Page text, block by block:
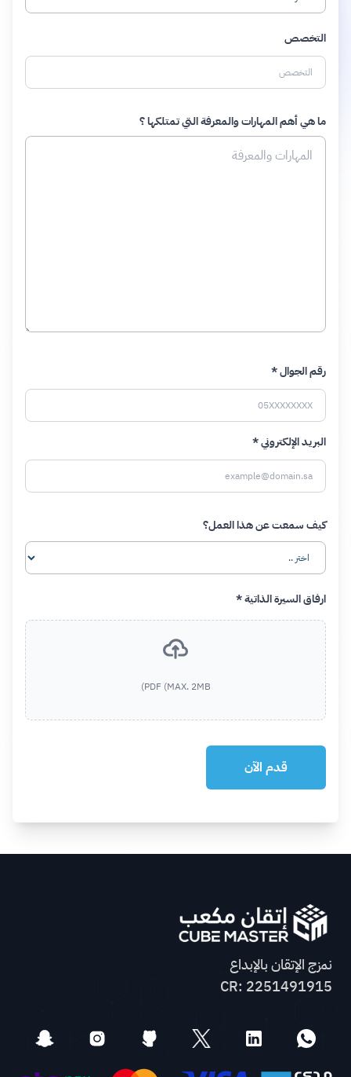
التخصص
ما هي أهم المهارات والمعرفة التي تمتلكها ؟
رقم الجوال *
البريد الإلكتروني *
كيف سمعت عن هذا العمل؟
ارفاق السيرة الذاتية *
PDF (MAX. 2MB)
نمزج الإتقان بالإبداع
CR: 2251491915